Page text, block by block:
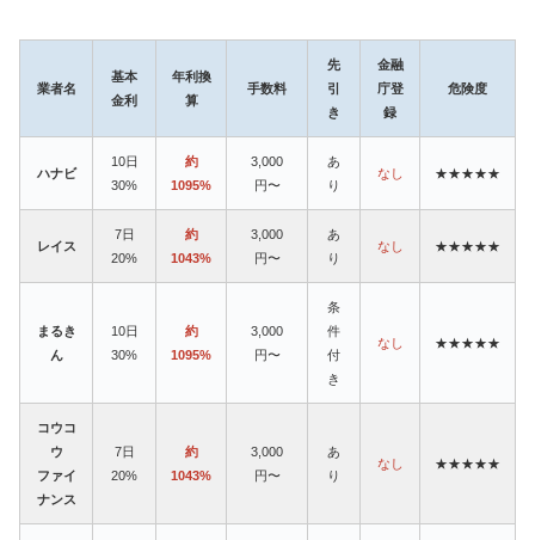
業者名
基本
金利
年利換
算
手数料
先
引
き
金融
庁登
録
危険度
ハナビ
10日
30%
約
1095%
3,000
円〜
あ
り
なし ★★★★★
レイス
7日
20%
約
1043%
3,000
円〜
あ
り
なし ★★★★★
まるき
ん
10日
30%
約
1095%
3,000
円〜
条
件
付
き
なし ★★★★★
コウコ
ウ
ファイ
ナンス
7日
20%
約
1043%
3,000
円〜
あ
り
なし ★★★★★